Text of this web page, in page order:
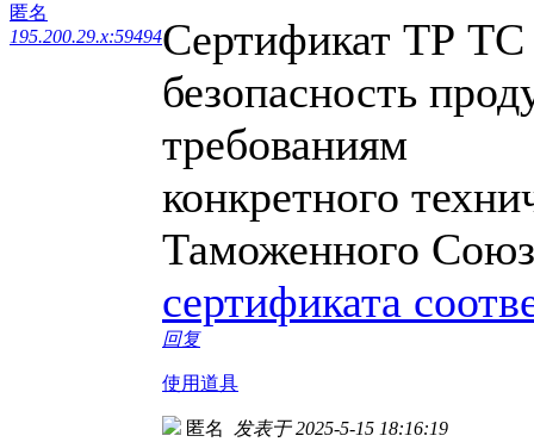
匿名
195.200.29.x:59494Сертификат ТР
безопасность
требованиям
конкретного
Таможенного
сертификата
回复
使用道具
匿名 发表于 2025-5-15 18:16:19